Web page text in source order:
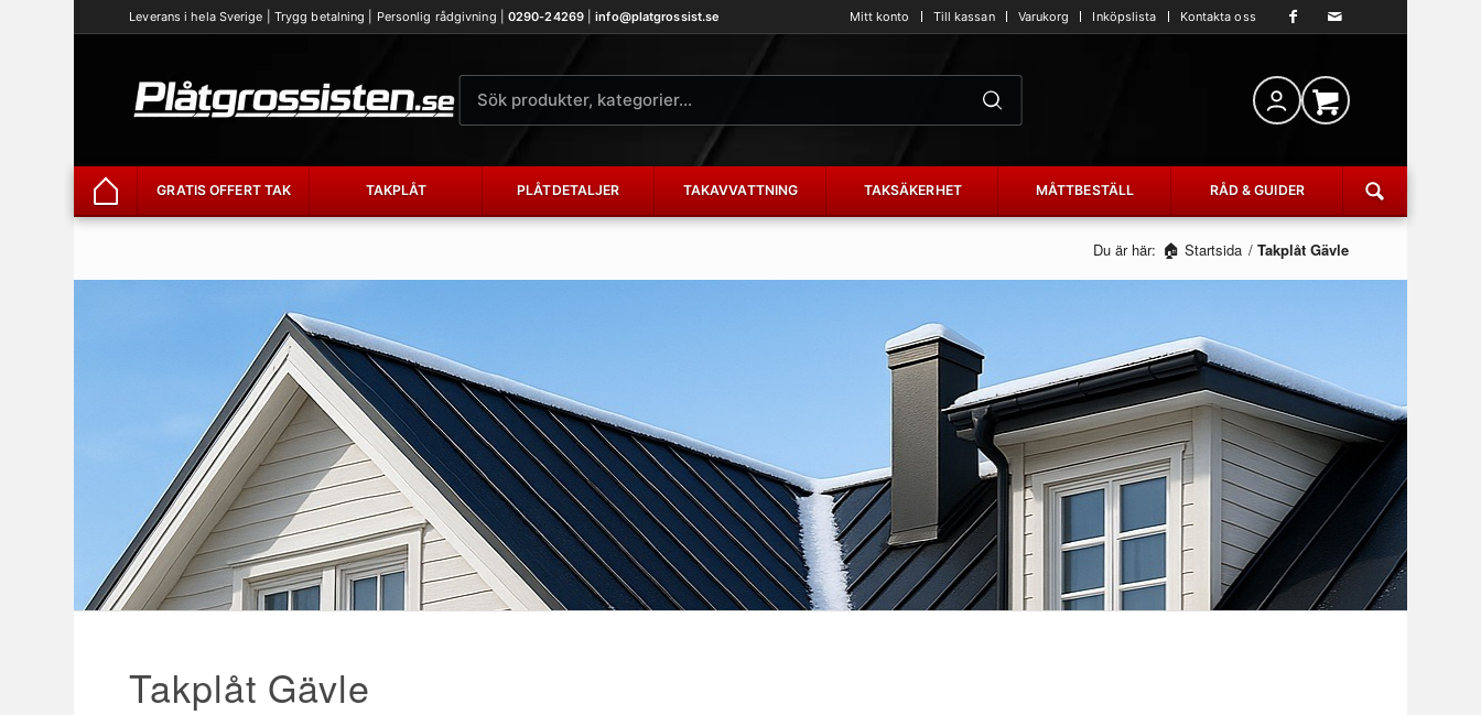
Mitt konto Till kassan Varukorg Inköpslista Kontakta oss
Leverans i hela Sverige | Trygg betalning | Personlig rådgivning | 0290-24269|info@platgrossist.se
Hem
GRATIS OFFERT TAK TAKPLÅT PLÅTDETALJER TAKAVVATTNING TAKSÄKERHET MÅTTBESTÄLL RÅD & GUIDER
Du är här: Startsida / Takplåt Gävle
Takplåt Gävle